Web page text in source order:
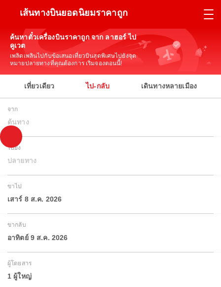
เส้นทางบินยอดนิยมราคาถูก
ค้นหาตั๋วเครื่องบินราคาถูก จาก ลาฮอร์ ไป
คูเวต
เพลิดเพลินไปกับข้อเสนอเที่ยวบินสุดพิเศษไปยังจุด
หมายปลายทางที่คุณต้องการ เริ่มจองตอนนี้!
เที่ยวเดียว ไป-กลับ เดินทางหลายเมือง
จาก
ต้นทาง
ไปยัง
ปลายทาง
ขาไป
เสาร์ 8 ส.ค. 2026
ขากลับ
อาทิตย์ 9 ส.ค. 2026
ผู้โดยสาร
1 ผู้ใหญ่